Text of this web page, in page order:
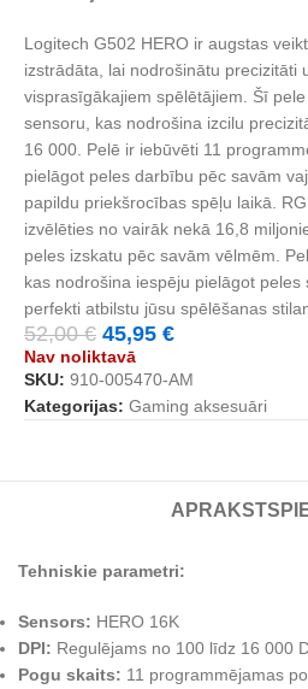
Logitech G502 HERO ir augstas
izstrādāta, lai nodrošinātu precizitāti
visprasīgākajiem spēlētājiem. Šī
sensoru, kas nodrošina izcilu
16 000. Pelē ir iebūvēti 11
pielāgot peles darbību pēc savām
papildu priekšrocības spēļu laikā.
izvēlēties no vairāk nekā 16,8
peles izskatu pēc savām vēlmēm.
kas nodrošina iespēju pielāgot
perfekti atbilstu jūsu spēlēšanas
52,00€ 45,95 €
Nav noliktavā
SKU: ‎910-005470-AM
Kategorijas: Gaming aksesuāri
APRAKSTS
Tehniskie parametri:
Sensors: HERO 16K
DPI: Regulējams no 100 līdz 16 000
Pogu skaits: 11 programmējamas